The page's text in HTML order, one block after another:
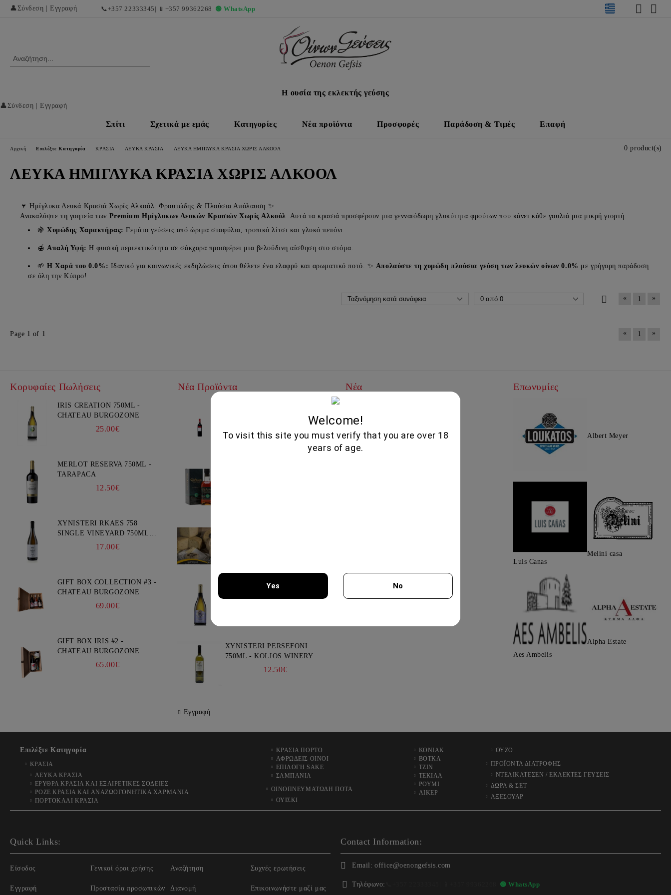
👤 Σύνδεση Εγγραφή 📞 +357 22333345 | 📱 +357 99362268 🟢 WhatsApp
Η ουσία της εκλεκτής γεύσης
👤 Σύνδεση Εγγραφή
Σπίτι Σχετικά με εμάς Κατηγορίες Νέα προϊόντα Προσφορές Παράδοση & Τιμές Επαφή
Αρχική Επιλέξτε Κατηγορία ΚΡΑΣΙΑ ΛΕΥΚΑ ΚΡΑΣΙΑ ΛΕΥΚΑ ΗΜΙΓΛΥΚΑ ΚΡΑΣΙΑ ΧΩΡΙΣ ΑΛΚΟΟΛ
ΛΕΥΚΑ ΗΜΙΓΛΥΚΑ ΚΡΑΣΙΑ ΧΩΡΙΣ ΑΛΚΟΟΛ
🍷 Ημίγλυκα Λευκά Κρασιά Χωρίς Αλκοόλ: Φρουτώδης & Πλούσια Απόλαυση ✨
Ανακαλύψτε τη γοητεία των Premium Ημίγλυκων Λευκών Κρασιών Χωρίς Αλκοόλ
. Αυτά τα κρασιά προσφέρουν μια γενναιόδωρη γλυκύτητα φρούτων που κάνει κάθε γουλιά μια μικρή γιορτή.
🍇Χυμώδης Χαρακτήρας: Γεμάτο γεύσεις από ώριμα σταφύλια, τροπικό λίτσι και γλυκό πεπόνι.
🍯 Απαλή Υφή: Η φυσική περιεκτικότητα σε σάκχαρα προσφέρει μια βελούδινη αίσθηση στο στόμα.
🌱Η Χαρά του 0.0%: Ιδανικό για κοινωνικές εκδηλώσεις όπου θέλετε ένα ελαφρύ και αρωματικό ποτό. ✨ Απολαύστε τη χυμώδη πλούσια γεύση των λευκών οίνων 0.0% με γρήγορη παράδοση
σε όλη την Κύπρο!
0 product(s)
« 1 »
Page 1 of 1 « 1 »
Κορυφαίες Πωλήσεις
IRIS CREATION 750ML -
CHATEAU BURGOZONE
25.00€
MERLOT RESERVA 750ML -
TARAPACA
12.50€
XYNISTERI RKAES 758
SINGLE VINEYARD 750ML -
17.00€
GIFT BOX COLLECTION #3 -
CHATEAU BURGOZONE
69.00€
GIFT BOX IRIS #2 -
CHATEAU BURGOZONE
65.00€
Νέα Προϊόντα
SYRAH- KTIMA PAVLIDIS
19.95€
VIOGNIER COLLECTION
XYNISTERI PERSEFONI
750ML - KOLIOS WINERY
12.50€
Εγγραφή
Νέα Επωνυμίες
Albert Meyer
Luis Canas
Melini casa
Aes Ambelis
Alpha Estate
Επιλέξτε Κατηγορία
ΚΡΑΣΙΑ
ΛΕΥΚΑ ΚΡΑΣΙΑ
ΕΡΥΘΡΑ ΚΡΑΣΙΑ ΚΑΙ ΕΞΑΙΡΕΤΙΚΕΣ ΣΟΔΕΙΕΣ
ΡΟΖΕ ΚΡΑΣΙΑ ΚΑΙ ΑΝΑΖΩΟΓΟΝΗΤΙΚΑ ΧΑΡΜΑΝΙΑ
ΠΟΡΤΟΚΑΛΙ ΚΡΑΣΙΑ
ΚΡΑΣΙΑ ΠΟΡΤΟ
ΑΦΡΩΔΕΙΣ ΟΙΝΟΙ
ΕΠΙΛΟΓΗ SAKE
ΣΑΜΠΑΝΙΑ
ΟΙΝΟΠΝΕΥΜΑΤΩΔΗ ΠΟΤΑ
ΟΥΙΣΚΙ
ΚΟΝΙΑΚ
ΒΟΤΚΑ
ΤΖΙΝ
ΤΕΚΙΛΑ
ΡΟΥΜΙ
ΛΙΚΕΡ
ΟΥΖΟ
ΠΡΟΪΟΝΤΑ ΔΙΑΤΡΟΦΗΣ
ΝΤΕΛΙΚΑΤΕΣΕΝ / ΕΚΛΕΚΤΕΣ ΓΕΥΣΕΙΣ
ΔΩΡΑ & ΣΕΤ
ΑΞΕΣΟΥΑΡ
Quick Links:
Είσοδος
Εγγραφή
Γενικοί όροι χρήσης
Προστασία προσωπικών
Αναζήτηση
Διανομή
Συχνές ερωτήσεις
Επικοινωνήστε μαζί μας
Contact Information:
Email: office@oenongefsis.com
Τηλέφωνο: 🟢 WhatsApp
Welcome!
To visit this site you must verify that you are over 18
years of age.
Yes No